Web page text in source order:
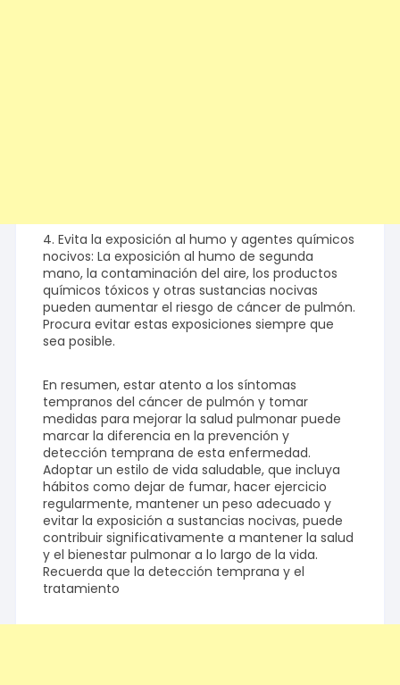
4. Evita la exposición al humo y agentes químicos
nocivos: La exposición al humo de segunda
mano, la contaminación del aire, los productos
químicos tóxicos y otras sustancias nocivas
pueden aumentar el riesgo de cáncer de pulmón.
Procura evitar estas exposiciones siempre que
sea posible.
En resumen, estar atento a los síntomas
tempranos del cáncer de pulmón y tomar
medidas para mejorar la salud pulmonar puede
marcar la diferencia en la prevención y
detección temprana de esta enfermedad.
Adoptar un estilo de vida saludable, que incluya
hábitos como dejar de fumar, hacer ejercicio
regularmente, mantener un peso adecuado y
evitar la exposición a sustancias nocivas, puede
contribuir significativamente a mantener la salud
y el bienestar pulmonar a lo largo de la vida.
Recuerda que la detección temprana y el
tratamiento